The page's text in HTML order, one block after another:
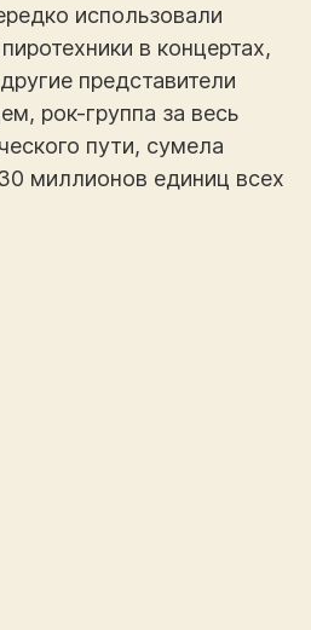
использовали
в концертах,
представители
рок-группа за весь
пути, сумела
миллионов единиц всех